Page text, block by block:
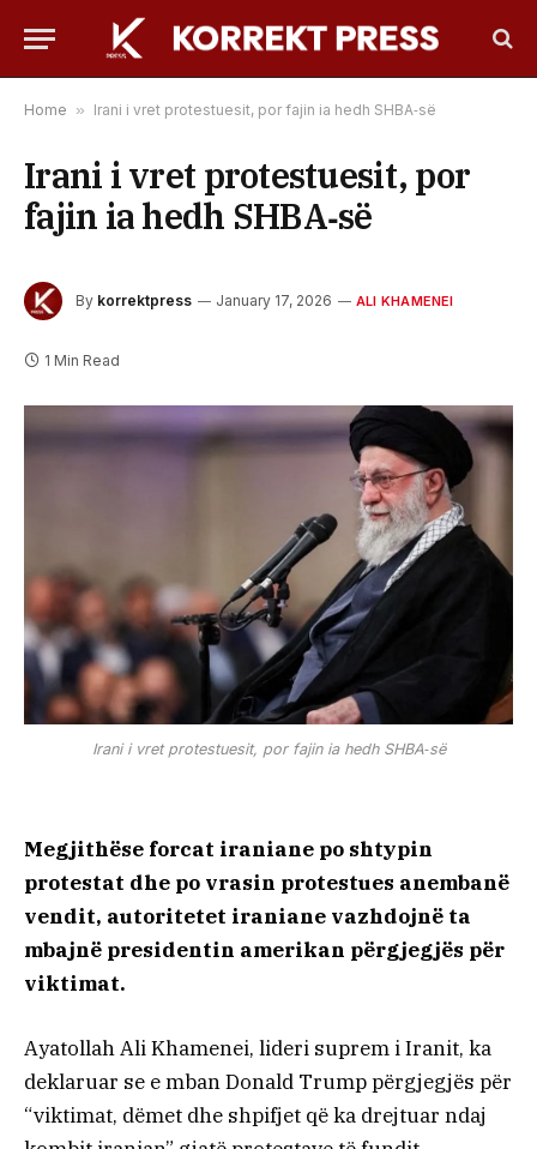
Home » Irani i vret protestuesit, por fajin ia hedh SHBA‑së
Irani i vret protestuesit, por
fajin ia hedh SHBA‑së
By korrektpress January 17, 2026 ALI KHAMENEI
1 Min Read
Irani i vret protestuesit, por fajin ia hedh SHBA‑së
Megjithëse forcat iraniane po shtypin
protestat dhe po vrasin protestues anembanë
vendit, autoritetet iraniane vazhdojnë ta
mbajnë presidentin amerikan përgjegjës për
viktimat.
Ayatollah Ali Khamenei, lideri suprem i Iranit, ka
deklaruar se e mban Donald Trump përgjegjës për
“viktimat, dëmet dhe shpifjet që ka drejtuar ndaj